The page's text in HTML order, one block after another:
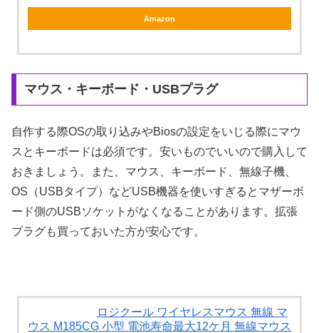
Amazon
マウス・キーボード・USBプラグ
自作する際OSの取り込みやBiosの設定をいじる際にマウ
スとキーボードは必須です。安いものでいいので購入して
おきましょう。また、マウス、キーボード、無線子機、
OS（USBタイプ）などUSB機器を使いすぎるとマザーボ
ード側のUSBソケットがなくなることがあります。拡張
プラグも買っておいた方が安心です。
ロジクール ワイヤレスマウス 無線 マ
ウス M185CG 小型 電池寿命最大12ケ月 無線マウス